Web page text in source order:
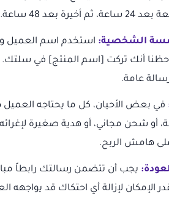
بعد 48 ساعة.
الشخصية: استخدم اسم العميل
أنك تركت [اسم المنتج] في
عامة.
في بعض الأحيان، كل ما يحتاجه
أو شحن مجاني، أو هدية صغيرة
على هامش الربح.
يجب أن تتضمن رسالتك رابطاً
الإمكان لإزالة أي احتكاك قد يواجهه